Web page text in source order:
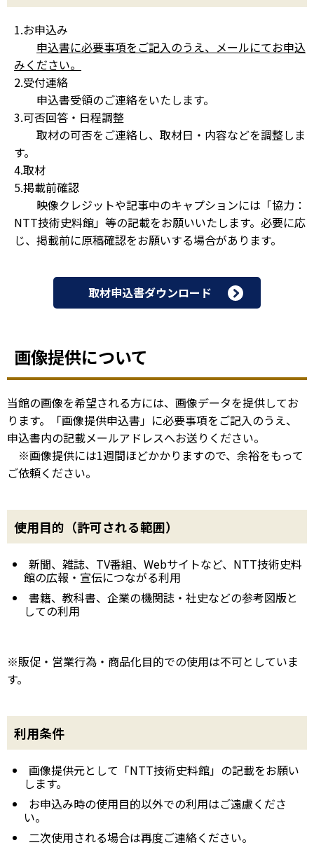
1.お申込み
申込書に必要事項をご記入のうえ、メールにてお申込
みください。
2.受付連絡
申込書受領のご連絡をいたします。
3.可否回答・日程調整
取材の可否をご連絡し、取材日・内容などを調整しま
す。
4.取材
5.掲載前確認
映像クレジットや記事中のキャプションには「協力：
NTT技術史料館」等の記載をお願いいたします。必要に応
じ、掲載前に原稿確認をお願いする場合があります。
取材申込書ダウンロード
画像提供について
当館の画像を希望される方には、画像データを提供してお
ります。「画像提供申込書」に必要事項をご記入のうえ、
申込書内の記載メールアドレスへお送りください。
※画像提供には1週間ほどかかりますので、余裕をもって
ご依頼ください。
使用目的（許可される範囲）
新聞、雑誌、TV番組、Webサイトなど、NTT技術史料
館の広報・宣伝につながる利用
書籍、教科書、企業の機関誌・社史などの参考図版と
しての利用
※販促・営業行為・商品化目的での使用は不可としていま
す。
利用条件
画像提供元として「NTT技術史料館」の記載をお願い
します。
お申込み時の使用目的以外での利用はご遠慮くださ
い。
二次使用される場合は再度ご連絡ください。